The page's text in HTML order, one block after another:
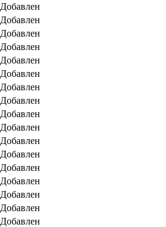
Добавлен
Добавлен
Добавлен
Добавлен
Добавлен
Добавлен
Добавлен
Добавлен
Добавлен
Добавлен
Добавлен
Добавлен
Добавлен
Добавлен
Добавлен
Добавлен
Добавлен